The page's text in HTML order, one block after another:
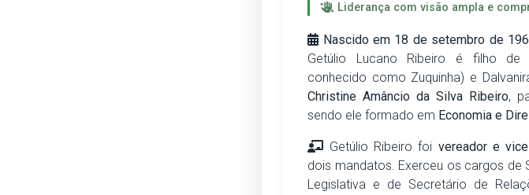
Liderança com visão ampla e
Nascido em 18 de setembro de
Getúlio Lucano Ribeiro é filho de
conhecido como Zuquinha) e
Christine Amâncio da Silva Ribeiro,
sendo ele formado em Economia e
Getúlio Ribeiro foi vereador e
dois mandatos. Exerceu os cargos de
Legislativa e de Secretário de